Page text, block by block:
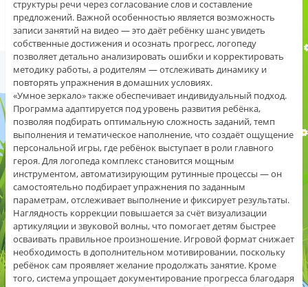
структуры речи через согласование слов и составление
предложений. Важной особенностью является возможность
записи занятий на видео — это даёт ребёнку шанс увидеть
собственные достижения и осознать прогресс, логопеду
позволяет детально анализировать ошибки и корректировать
методику работы, а родителям — отслеживать динамику и
повторять упражнения в домашних условиях.
«Умное зеркало» также обеспечивает индивидуальный подход.
Программа адаптируется под уровень развития ребёнка,
позволяя подбирать оптимальную сложность заданий, темп
выполнения и тематическое наполнение, что создаёт ощущение
персональной игры, где ребёнок выступает в роли главного
героя. Для логопеда комплекс становится мощным
инструментом, автоматизирующим рутинные процессы — он
самостоятельно подбирает упражнения по заданным
параметрам, отслеживает выполнение и фиксирует результаты.
Наглядность коррекции повышается за счёт визуализации
артикуляции и звуковой волны, что помогает детям быстрее
осваивать правильное произношение. Игровой формат снижает
необходимость в дополнительном мотивировании, поскольку
ребёнок сам проявляет желание продолжать занятие. Кроме
того, система упрощает документирование прогресса благодаря